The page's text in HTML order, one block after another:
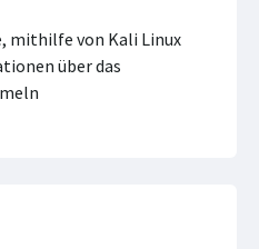
mithilfe von Kali Linux
über das